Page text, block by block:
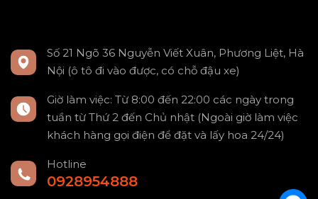
Số 21 Ngõ 36 Nguyễn Viết Xuân, Phương Liệt, Hà
Nội (ô tô đi vào được, có chỗ đậu xe)
Giờ làm việc: Từ 8:00 đến 22:00 các ngày trong
tuần từ Thứ 2 đến Chủ nhật (Ngoài giờ làm việc
khách hàng gọi điện để đặt và lấy hoa 24/24)
Hotline
0928954888